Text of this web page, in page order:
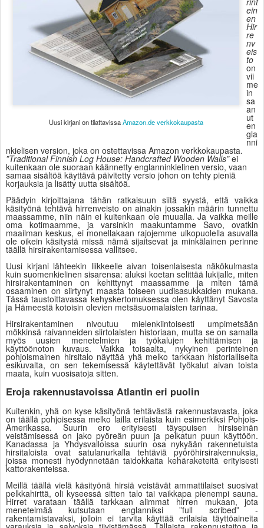
Uusi kirjani on tilattavissaAmazon.de verkkokaupasta
ein
en
Hir
re
nv
eis
to
on
vii
me
in
sa
an
ut
en
gla
nni
nkielisen version, joka on ostettavissa Amazon verkkokaupasta.
”Traditional Finnish Log House: Handcrafted Wooden Walls”ei
kuitenkaan ole suoraan käännetty englanninkielinen versio, vaan
samaa sisältöä käyttävä päivitetty versio johon on tehty pieniä
korjauksia ja lisätty uutta sisältöä.
Päädyin kirjoittajana tähän ratkaisuun siitä syystä, että vaikka
käsityönä tehtävä hirrenveisto on ainakin jossakin määrin tunnettu
maassamme, niin näin ei kuitenkaan ole muualla. Ja vaikka meille
oma kotimaamme, ja varsinkin maakuntamme Savo, ovatkin
maailman keskus, ei monellakaan rajojemme ulkopuolella asuvalla
ole oikein käsitystä missä nämä sijaitsevat ja minkälainen perinne
täällä hirsirakentamisessa vallitsee.
Uusi kirjani lähteekin liikkeelle aivan toisenlaisesta näkökulmasta
kuin suomenkielinen sisarensa: aluksi koetan selittää lukijalle, miten
hirsirakentaminen on kehittynyt maassamme ja miten tämä
osaaminen on siirtynyt maasta toiseen uudisasukkaiden mukana.
Tässä taustoittavassa kehyskertomuksessa olen käyttänyt Savosta
ja Hämeestä kotoisin olevien metsäsuomalaisten tarinaa.
Hirsirakentaminen nivoutuu mielenkiintoisesti umpimetsään
mökkinsä raivanneiden siirtolaisten historiaan, mutta se on samalla
myös uusien menetelmien ja työkalujen kehittämisen ja
käyttöönoton kuvaus. Vaikka toisaalta, nykyinen perinteinen
pohjoismainen hirsitalo näyttää yhä melko tarkkaan historialliselta
esikuvalta, on sen tekemisessä käytettävät työkalut aivan toista
maata, kuin vuosisatoja sitten.
Eroja rakennustavoissa Atlantin eri puolin
Kuitenkin, yhä on kyse käsityönä tehtävästä rakennustavasta, joka
on täällä pohjoisessa melko lailla erilaista kuin esimerkiksi Pohjois-
Amerikassa. Suurin ero erityisesti täyspuisen hirsiseinän
veistämisessä on jako pyöreän puun ja pelkatun puun käyttöön.
Kanadassa ja Yhdysvalloissa suurin osa nykyään rakennetuista
hirsitaloista ovat satulanurkalla tehtäviä pyöröhirsirakennuksia,
joissa monesti hyödynnetään taidokkaita kehäraketeitä erityisesti
kattorakenteissa.
Meillä täällä vielä käsityönä hirsiä veistävät ammattilaiset suosivat
pelkkahirttä, oli kyseessä sitten talo tai vaikkapa pienempi sauna.
Hirret varataan täällä tarkkaan alimmat hirren mukaan, jota
menetelmää kutsutaan englanniksi ”full scribed” -
rakentamistavaksi, jolloin ei tarvita käyttää erilaisia täyttöaineita